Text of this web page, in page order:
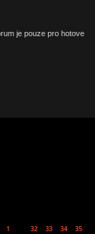
je pouze pro hotove
1 32 33 34 35